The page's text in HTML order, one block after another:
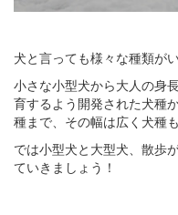
犬と言っても様々な種類がい
小さな小型犬から大人の身
育するよう開発された犬種
種まで、その幅は広く犬種
では小型犬と大型犬、散歩
ていきましょう！